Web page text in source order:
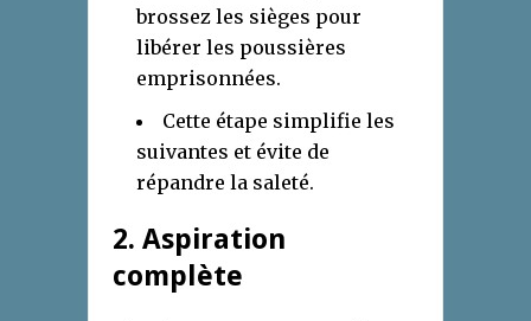
brossez les sièges pour
libérer les poussières
emprisonnées.
Cette étape simplifie les
suivantes et évite de
répandre la saleté.
2. Aspiration
complète